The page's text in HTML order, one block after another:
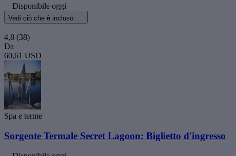
Disponibile oggi
Vedi ciò che è incluso
4,8 (38)
Da
60,61 USD
Spa e terme
Sorgente Termale Secret Lagoon: Biglietto d'ingresso